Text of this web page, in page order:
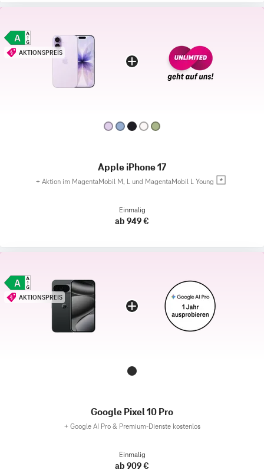
AKTIONSPREIS
Apple iPhone 17
+ Aktion im MagentaMobil M, L und MagentaMobil L Young
Einmalig
ab 949 €
AKTIONSPREIS
Google Pixel 10 Pro
+ Google AI Pro & Premium-Dienste kostenlos
Einmalig
ab 909 €